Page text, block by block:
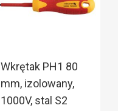
Wkrętak PH1 80
mm, izolowany,
1000V, stal S2